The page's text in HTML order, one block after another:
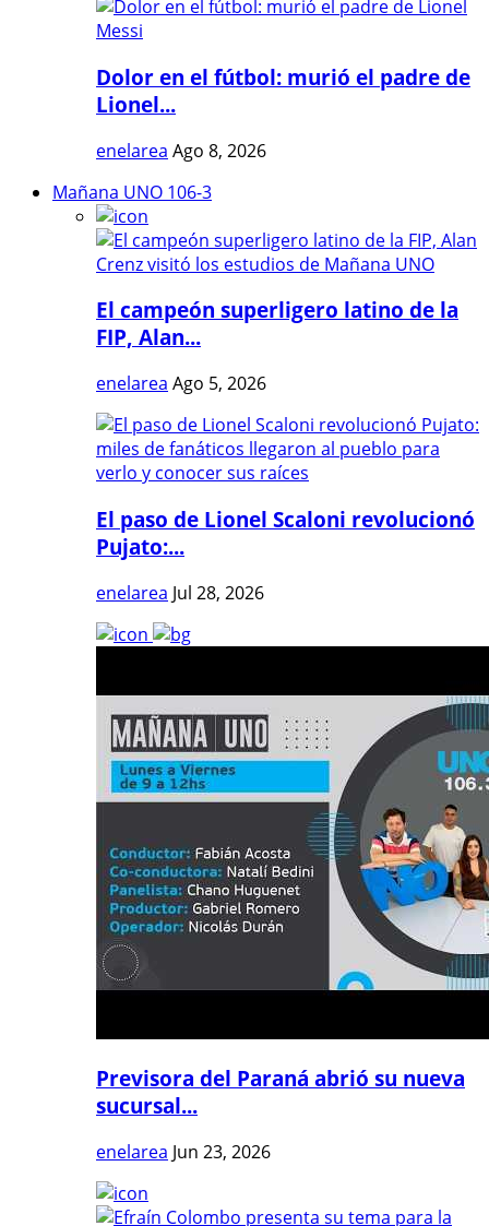
Dolor en el fútbol: murió el padre de
Lionel...
enelarea Ago 8, 2026
Mañana UNO 106-3
El campeón superligero latino de la
FIP, Alan...
enelarea Ago 5, 2026
El paso de Lionel Scaloni revolucionó
Pujato:...
enelarea Jul 28, 2026
Previsora del Paraná abrió su nueva
sucursal...
enelarea Jun 23, 2026